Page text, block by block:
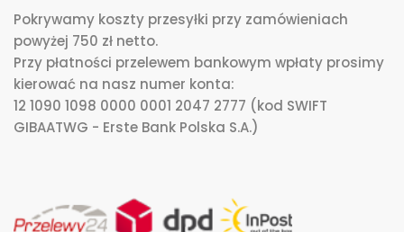
Pokrywamy koszty przesyłki przy zamówieniach
powyżej 750 zł netto.
Przy płatności przelewem bankowym wpłaty prosimy
kierować na nasz numer konta:
12 1090 1098 0000 0001 2047 2777 (kod SWIFT
GIBAATWG - Erste Bank Polska S.A.)